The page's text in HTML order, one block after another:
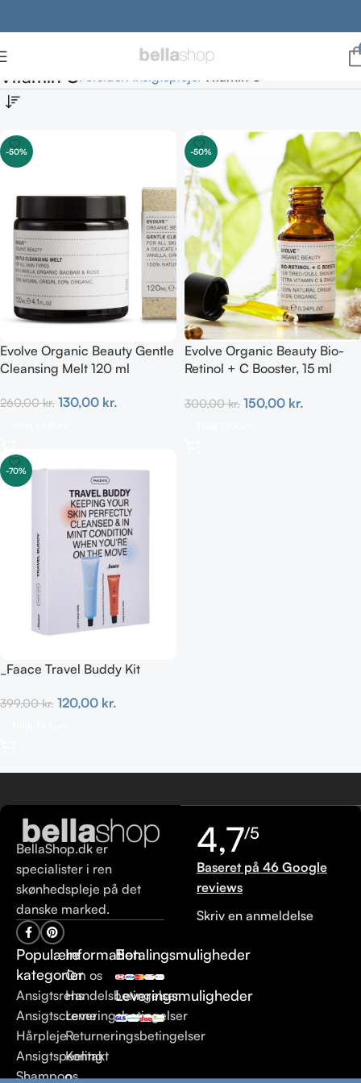
Vitamin C
-50%
Evolve Organic Beauty Gentle
Cleansing Melt 120 ml
260,00kr. 130,00 kr.
-50%
Evolve Organic Beauty Bio-
Retinol + C Booster, 15 ml
300,00kr. 150,00 kr.
-70%
_Faace Travel Buddy Kit
399,00kr. 120,00 kr.
BellaShop.dk er
specialister i ren
skønhedspleje på det
danske marked.
Populære
kategorier
Ansigtsrens
Ansigtscreme
Hårpleje
Ansigtspeeling
Shampoo
Information
Om os
Handelsbetingelser
Leveringsbetingelser
Returneringsbetingelser
Kontakt
os
Betalingsmuligheder
Leveringsmuligheder
4,7/5
Baseret på 46 Google
reviews
Skriv en anmeldelse